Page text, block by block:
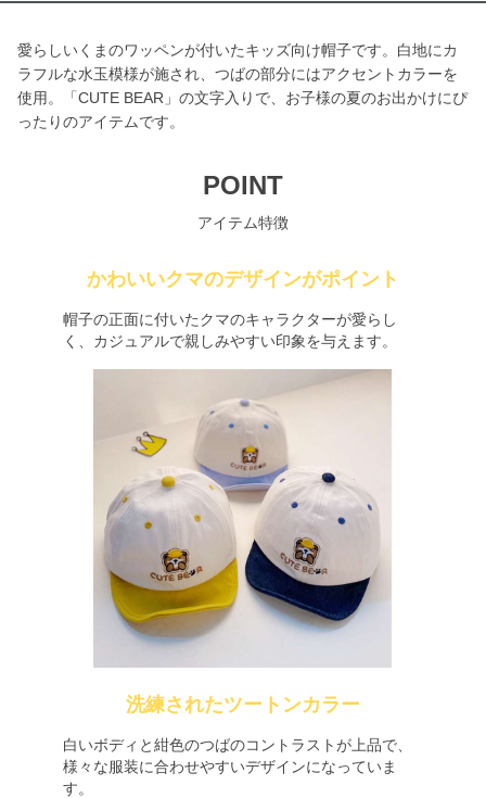
愛らしいくまのワッペンが付いたキッズ向け帽子です。白地にカ
ラフルな水玉模様が施され、つばの部分にはアクセントカラーを
使用。「CUTE BEAR」の文字入りで、お子様の夏のお出かけにぴ
ったりのアイテムです。
POINT
アイテム特徴
かわいいクマのデザインがポイント
帽子の正面に付いたクマのキャラクターが愛らし
く、カジュアルで親しみやすい印象を与えます。
洗練されたツートンカラー
白いボディと紺色のつばのコントラストが上品で、
様々な服装に合わせやすいデザインになっていま
す。